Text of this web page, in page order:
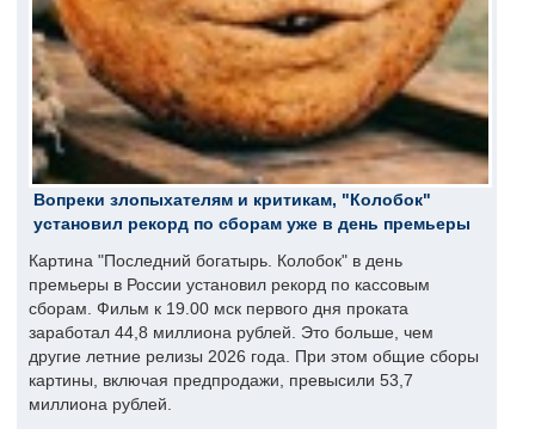
Вопреки злопыхателям и критикам, "Колобок"
установил рекорд по сборам уже в день премьеры
Картина "Последний богатырь. Колобок" в день
премьеры в России установил рекорд по кассовым
сборам. Фильм к 19.00 мск первого дня проката
заработал 44,8 миллиона рублей. Это больше, чем
другие летние релизы 2026 года. При этом общие сборы
картины, включая предпродажи, превысили 53,7
миллиона рублей.